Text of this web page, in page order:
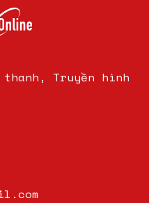
thanh, Truyền hình